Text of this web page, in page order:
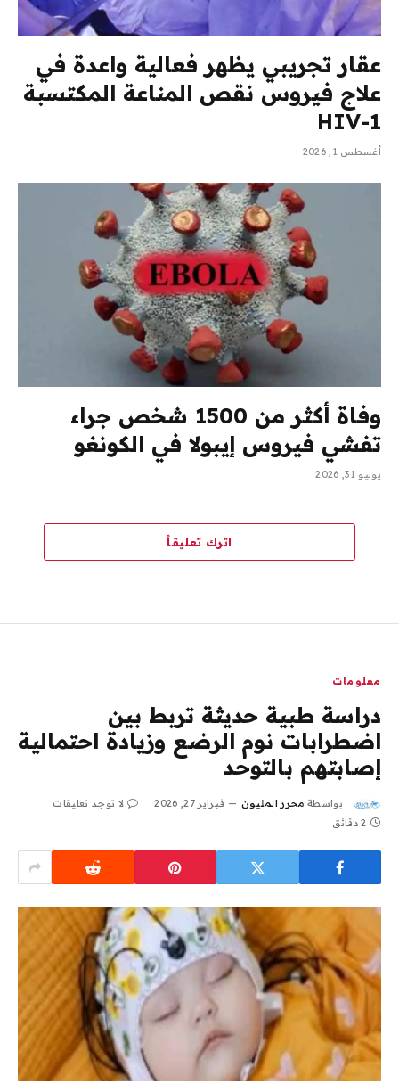
عقار تجريبي يظهر فعالية واعدة في
علاج فيروس نقص المناعة المكتسبة
HIV-1
أغسطس 1, 2026
وفاة أكثر من 1500 شخص جراء
تفشي فيروس إيبولا في الكونغو
يوليو 31, 2026
اترك تعليقاً
معلومات
دراسة طبية حديثة تربط بين
اضطرابات نوم الرضع وزيادة احتمالية
إصابتهم بالتوحد
بواسطة محرر المليون فبراير 27, 2026
لا توجد تعليقات
2 دقائق